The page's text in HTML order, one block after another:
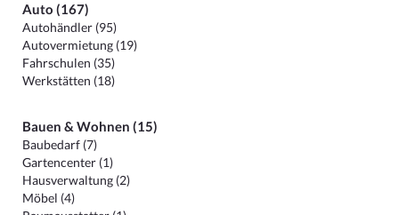
Auto (167)
Autohändler (95)
Autovermietung (19)
Fahrschulen (35)
Werkstätten (18)
Bauen & Wohnen (15)
Baubedarf (7)
Gartencenter (1)
Hausverwaltung (2)
Möbel (4)